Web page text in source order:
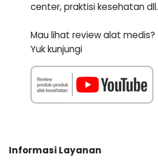
center, praktisi kesehatan dll.
Mau lihat review alat medis?
Yuk kunjungi
Informasi Layanan